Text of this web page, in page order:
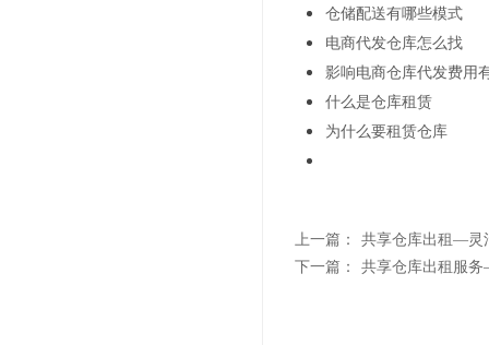
仓储配送有哪些模式
电商代发仓库怎么找
影响电商仓库代发费用
什么是仓库租赁
为什么要租赁仓库
上一篇：
共享仓库出租—灵
下一篇：
共享仓库出租服